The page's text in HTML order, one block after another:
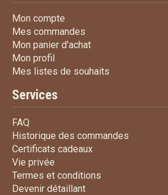
Mon compte
Mes commandes
Mon panier d'achatMon panier d'achat
Mon profil
Mes listes de souhaits
Services
FAQ
Historique des commandes
Certificats cadeauxCertificats cadeaux
Vie privée
Termes et conditions
Devenir détaillantDevenir détaillant